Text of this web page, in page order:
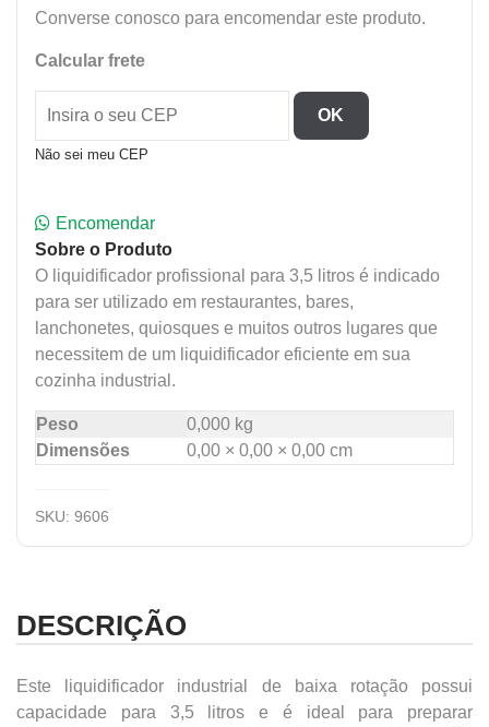
Converse conosco para encomendar este produto.
Calcular frete
OK
Não sei meu CEP
Encomendar
Sobre o Produto
O liquidificador profissional para 3,5 litros é indicado
para ser utilizado em restaurantes, bares,
lanchonetes, quiosques e muitos outros lugares que
necessitem de um liquidificador eficiente em sua
cozinha industrial.
Peso
0,000 kg
Dimensões
0,00 × 0,00 × 0,00 cm
SKU: 9606
DESCRIÇÃO
Este liquidificador industrial de baixa rotação possui
capacidade para 3,5 litros e é ideal para preparar